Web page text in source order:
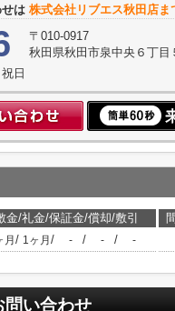
は 株式会社リブエス秋田店ま
〒010-0917
秋田県秋田市泉中央６丁
日
金/礼金/保証金/償却/敷引
月 / 1ヶ月 / - / - / -
問い合わせ